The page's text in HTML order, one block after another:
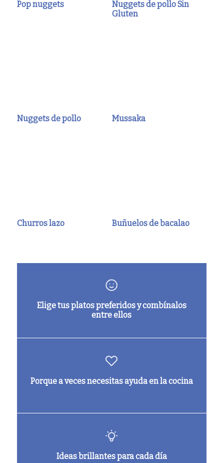
Pop nuggets
Nuggets de pollo Sin
Gluten
Nuggets de pollo Mussaka
Churros lazo Buñuelos de bacalao
Elige tus platos preferidos y combínalos
entre ellos
Porque a veces necesitas ayuda en la cocina
Ideas brillantes para cada día